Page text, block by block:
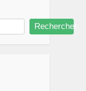
Rechercher